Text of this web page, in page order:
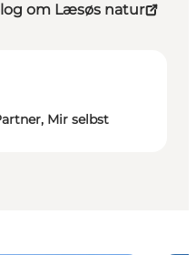
om Læsøs natur
Mir selbst